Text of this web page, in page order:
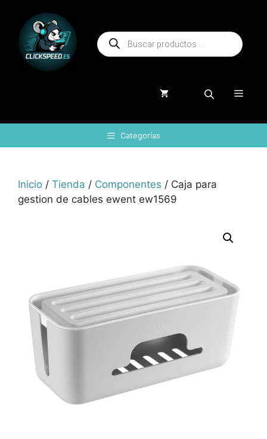
contenido
Búsqueda
de
productos
Menú
Categorías
Inicio / Tienda / Componentes / Caja para
gestion de cables ewent ew1569